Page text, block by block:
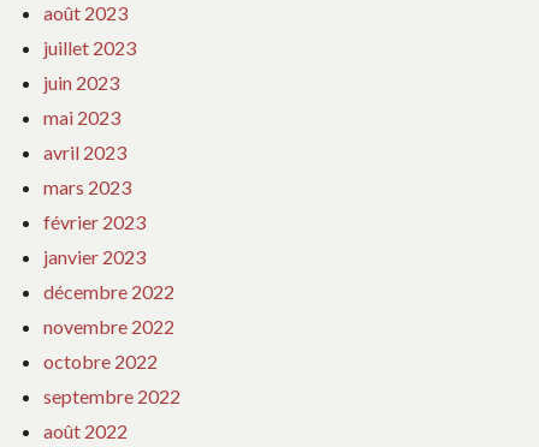
août 2023
juillet 2023
juin 2023
mai 2023
avril 2023
mars 2023
février 2023
janvier 2023
décembre 2022
novembre 2022
octobre 2022
septembre 2022
août 2022